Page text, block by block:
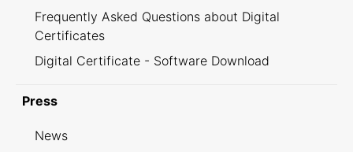
Frequently Asked Questions about Digital
Certificates
Digital Certificate - Software Download
Press
News